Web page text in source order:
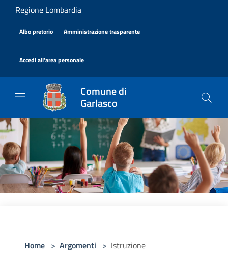
Salta al contenuto principale
Regione Lombardia
Albo pretorio Amministrazione trasparente
Accedi all'area personale
Comune di
Garlasco
Home > Argomenti > Istruzione